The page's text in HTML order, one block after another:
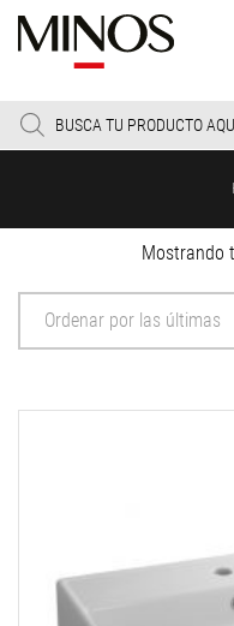
Products
search
Mostrando
Ordenar por las últimas